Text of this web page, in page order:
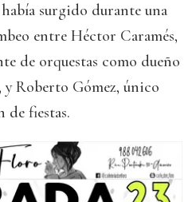
surgido durante una
entre Héctor Caramés,
de orquestas como dueño
y Roberto Gómez, único
de fiestas.